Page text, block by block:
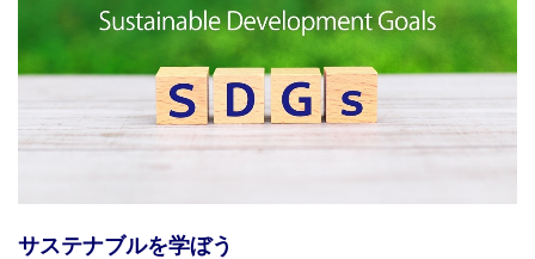
サステナブルを学ぼう